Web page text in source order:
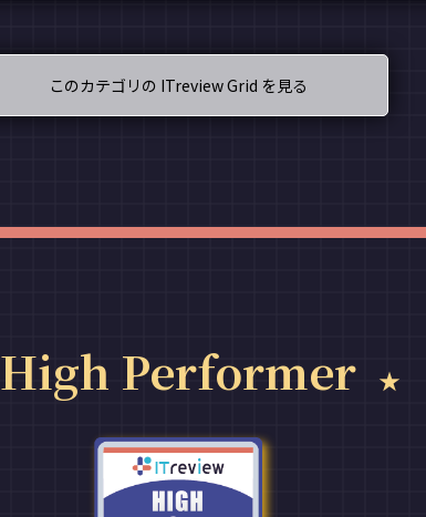
このカテゴリの ITreview Grid を見る
High Performer